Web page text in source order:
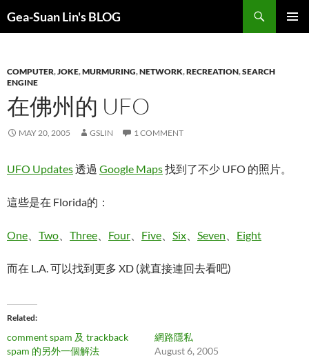
Gea-Suan Lin's BLOG
COMPUTER,JOKE,MURMURING,NETWORK,RECREATION,SEARCH
ENGINE
在佛州的 UFO
MAY 20, 2005 GSLIN 1 COMMENT
UFO Updates透過 Google Maps找到了不少 UFO 的照片。
這些是在 Florida的：
One Two Three Four Five Six Seven Eight
而在 L.A. 可以找到更多 XD (就直接連回去看吧)
Related
comment spam 及 trackback
spam 的另外一個解法
網路隱私
August 6, 2005